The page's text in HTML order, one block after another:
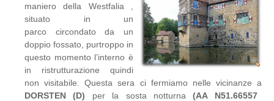
maniero della Westfalia ,
situato in un
parco circondato da un
doppio fossato, purtroppo in
questo momento l’interno è
in ristrutturazione quindi
non visitabile. Questa sera ci fermiamo nelle vicinanze a
DORSTEN (D) per la sosta notturna(AA N51.66557